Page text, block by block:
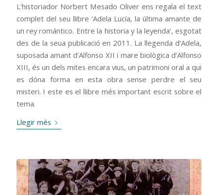
L’historiador Norbert Mesado Oliver ens regala el text
complet del seu llibre ‘Adela Lucía, la última amante de
un rey romántico. Entre la historia y la leyenda’, esgotat
des de la seua publicació en 2011. La llegenda d’Adela,
suposada amant d’Alfonso XII i mare biològica d’Alfonso
XIII, és un dels mites encara vius, un patrimoni oral a qui
es dóna forma en esta obra sense perdre el seu
misteri. I este es el llibre més important escrit sobre el
tema.
Llegir més